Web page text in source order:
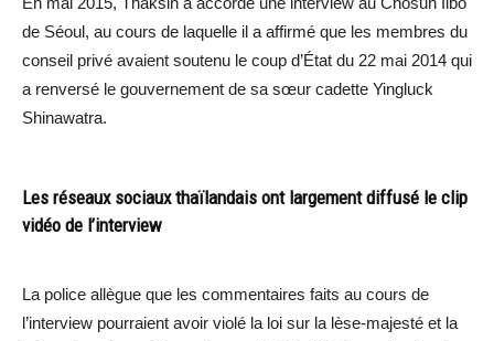
de Séoul, au cours de laquelle il a affirmé que les membres du
conseil privé avaient soutenu le coup d’État du 22 mai 2014 qui
a renversé le gouvernement de sa sœur cadette Yingluck
Shinawatra.
Les réseaux sociaux thaïlandais ont largement diffusé le clip
vidéo de l’interview
La police allègue que les commentaires faits au cours de
l’interview pourraient avoir violé la loi sur la lèse-majesté et la